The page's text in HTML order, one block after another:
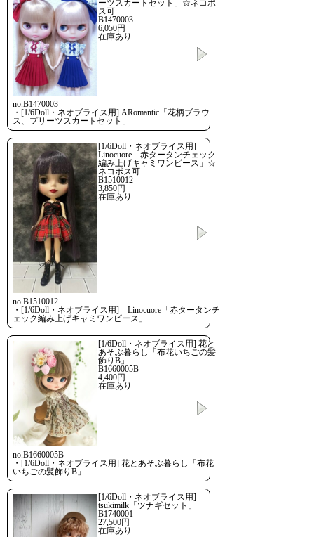
ーツスカートセット」☆ネコポ
ス可
B1470003
6,050円
在庫あり
no.B1470003
・[1/6Doll・ネオブライス用] ARomantic「花柄ブラウ
ス、プリーツスカートセット」
[1/6Doll・ネオブライス用]
Linocuore「赤タータンチェック
編み上げキャミワンピース」☆
ネコポス可
B1510012
3,850円
在庫あり
no.B1510012
・[1/6Doll・ネオブライス用] Linocuore「赤タータンチ
ェック編み上げキャミワンピース」
[1/6Doll・ネオブライス用] 花と
あそぶ暮らし「布花いちごの髪
飾りB」
B1660005B
4,400円
在庫あり
no.B1660005B
・[1/6Doll・ネオブライス用] 花とあそぶ暮らし「布花
いちごの髪飾りB」
[1/6Doll・ネオブライス用]
tsukimilk「ツナギセット」
B1740001
27,500円
在庫あり